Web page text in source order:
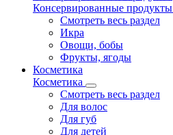
Консервированные продукты
Смотреть весь раздел
Икра
Овощи, бобы
Фрукты, ягоды
Косметика
Косметика
Смотреть весь раздел
Для волос
Для губ
Для детей